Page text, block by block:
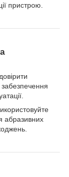
пристрою.
забезпечення
абразивних